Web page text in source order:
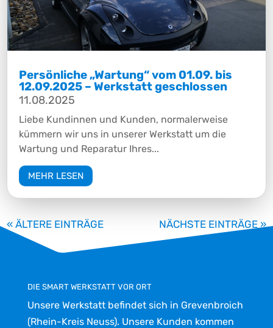
Persönliche „Wartung“ vom 01.09. bis
12.09.2025 – Werkstatt geschlossen
11.08.2025
Liebe Kundinnen und Kunden, normalerweise
kümmern wir uns in unserer Werkstatt um die
Wartung und Reparatur Ihres...
MEHR LESEN
« ÄLTERE EINTRÄGE NÄCHSTE EINTRÄGE »
DIE SMART WERKSTATT VOR ORT
Unsere Werkstatt befindet sich in Grevenbroich
(Rhein-Kreis Neuss). Unsere Kunden kommen